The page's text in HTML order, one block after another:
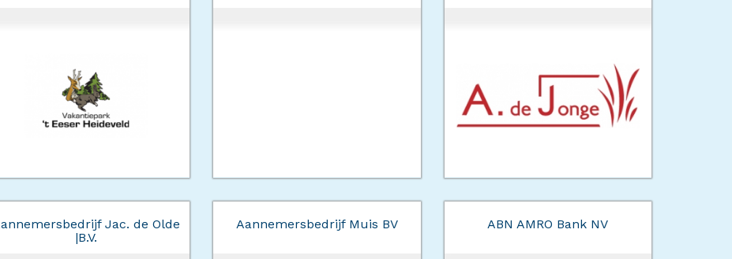
Jac. de Olde
|B.V.
Aannemersbedrijf Muis BV ABN AMRO Bank NV